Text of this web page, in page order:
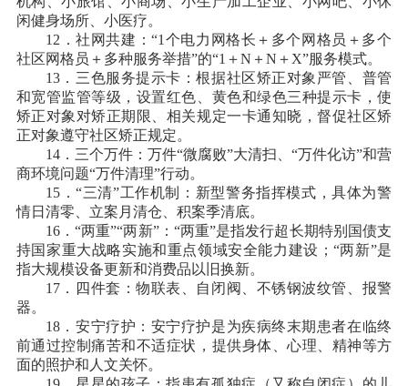
闲健身场所、小医疗。
12．社网共建：“1个电力网格长＋多个网格员＋多个
社区网格员＋多种服务举措”的“1＋N＋N＋X”服务模式。
13．三色服务提示卡：根据社区矫正对象严管、普管
和宽管监管等级，设置红色、黄色和绿色三种提示卡，使
矫正对象对矫正期限、相关规定一卡通知晓，督促社区矫
正对象遵守社区矫正规定。
14．三个万件：万件“微腐败”大清扫、“万件化访”和营
商环境问题“万件清理”行动。
15．“三清”工作机制：新型警务指挥模式，具体为警
情日清零、立案月清仓、积案季清底。
16．“两重”“两新”：“两重”是指发行超长期特别国债支
持国家重大战略实施和重点领域安全能力建设；“两新”是
指大规模设备更新和消费品以旧换新。
17．四件套：物联表、自闭阀、不锈钢波纹管、报警
器。
18．安宁疗护：安宁疗护是为疾病终末期患者在临终
前通过控制痛苦和不适症状，提供身体、心理、精神等方
面的照护和人文关怀。